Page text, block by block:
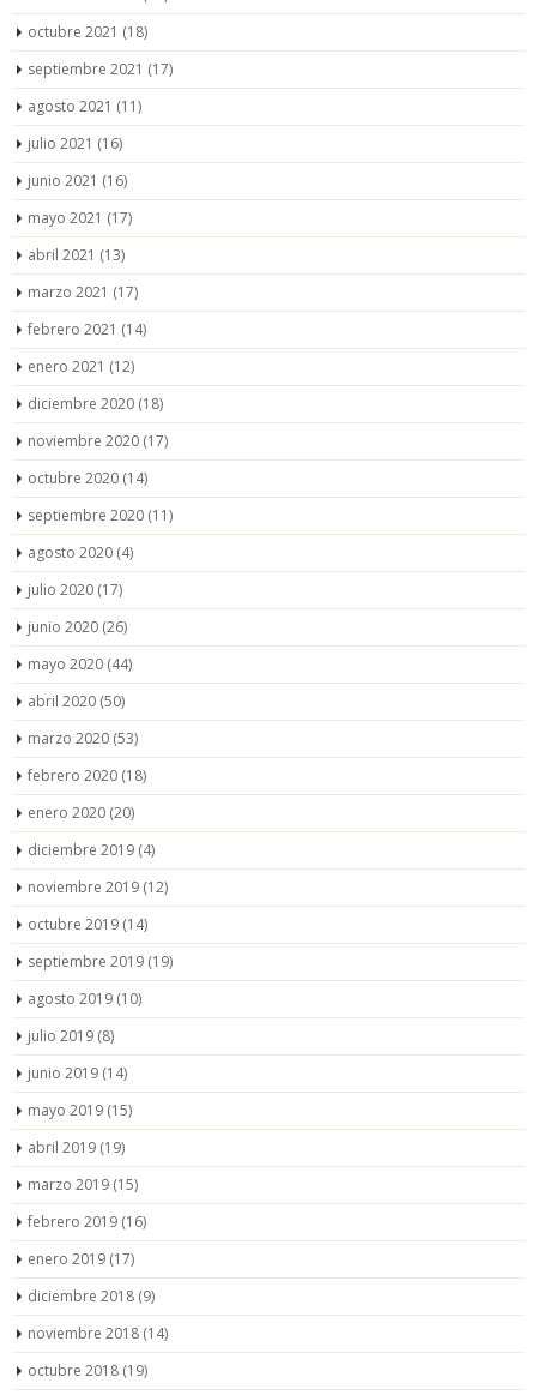
octubre 2021 (18)
septiembre 2021 (17)
agosto 2021 (11)
julio 2021 (16)
junio 2021 (16)
mayo 2021 (17)
abril 2021 (13)
marzo 2021 (17)
febrero 2021 (14)
enero 2021 (12)
diciembre 2020 (18)
noviembre 2020 (17)
octubre 2020 (14)
septiembre 2020 (11)
agosto 2020 (4)
julio 2020 (17)
junio 2020 (26)
mayo 2020 (44)
abril 2020 (50)
marzo 2020 (53)
febrero 2020 (18)
enero 2020 (20)
diciembre 2019 (4)
noviembre 2019 (12)
octubre 2019 (14)
septiembre 2019 (19)
agosto 2019 (10)
julio 2019 (8)
junio 2019 (14)
mayo 2019 (15)
abril 2019 (19)
marzo 2019 (15)
febrero 2019 (16)
enero 2019 (17)
diciembre 2018 (9)
noviembre 2018 (14)
octubre 2018 (19)